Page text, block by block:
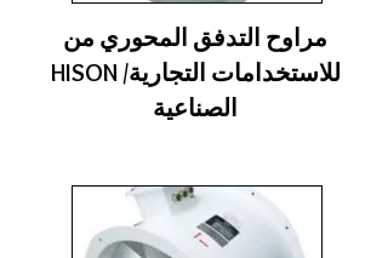
مراوح التدفق المحوري من
HISON للاستخدامات التجارية/
الصناعية